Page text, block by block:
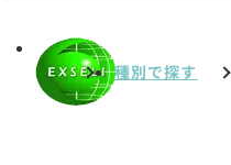
種別で探す